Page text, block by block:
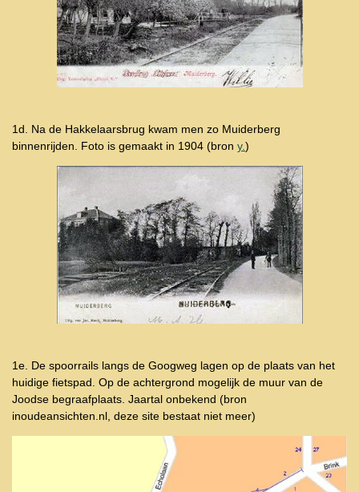
1d. Na de Hakkelaarsbrug kwam men zo Muiderberg
binnenrijden. Foto is gemaakt in 1904 (bron y.)
1e. De spoorrails langs de Googweg lagen op de plaats van het
huidige fietspad. Op de achtergrond mogelijk de muur van de
Joodse begraafplaats. Jaartal onbekend (bron
inoudeansichten.nl, deze site bestaat niet meer)